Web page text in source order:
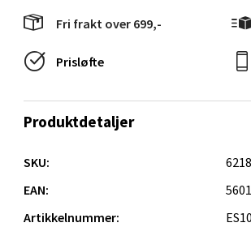
Fri frakt over 699,-
Prisløfte
Produktdetaljer
SKU:
EAN:
Artikkelnummer: